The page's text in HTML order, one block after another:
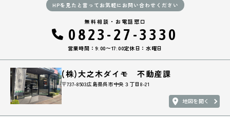
当社は、不動産についてのサービスをお客さまにご利用いただくにあた
供等の機会に、当社が直接あるいは協力会社又は業務委託先等を通じ
て、お客さまの個人情報（お客さまの電子メールアドレス、氏名、住
に利用させていただきます。
(1) 不動産についてのサービスの提供
(2) 不動産についてのサービスのアフターサービスの提供
(3) 不動産についてのサービスのお知らせ・ＰＲ、調査・データ集積、
研究開発
(4) ウェブサイトシステム管理会社（以下「サイト管理会社」といいま
す。）への提供。
HPを見たと言ってお気軽にお問い合わせください
無料相談・お電話窓口
0823-27-3330
営業時間：9:00〜17:00定休日：水曜日
(株)大之木ダイモ 不動産課
〒737-8503広島県呉市中央３丁目8-21
地図を開く